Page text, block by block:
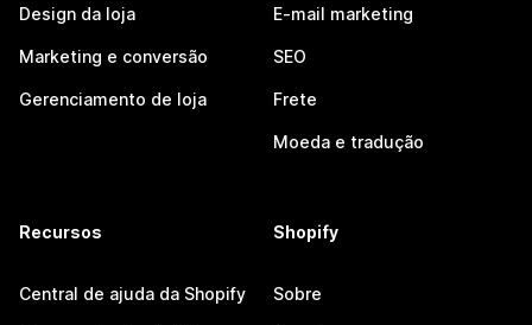
Design da loja
Marketing e conversão
Gerenciamento de loja
E-mail marketing
SEO
Frete
Moeda e tradução
Recursos
Central de ajuda da Shopify
Shopify
Sobre